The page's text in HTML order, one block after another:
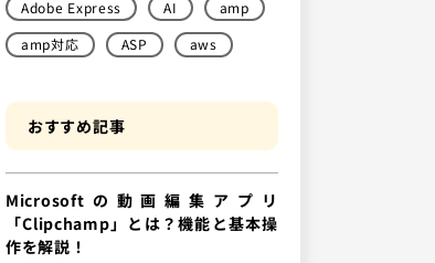
Adobe Express
AI
amp
amp対応
ASP aws
おすすめ記事
Microsoftの動画編集アプリ
「Clipchamp」とは？機能と基本操
作を解説！